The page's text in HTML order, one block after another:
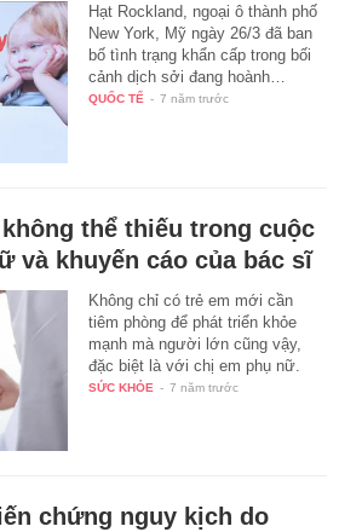
Hạt Rockland, ngoại ô thành phố
New York, Mỹ ngày 26/3 đã ban
bố tình trạng khẩn cấp trong bối
cảnh dịch sởi đang hoành…
QUỐC TẾ - 7 năm trước
thể thiếu trong cuộc
và khuyến cáo của bác sĩ
Không chỉ có trẻ em mới cần
tiêm phòng để phát triển khỏe
mạnh mà người lớn cũng vậy,
đặc biệt là với chị em phụ nữ.
SỨC KHỎE - 7 năm trước
chứng nguy kịch do